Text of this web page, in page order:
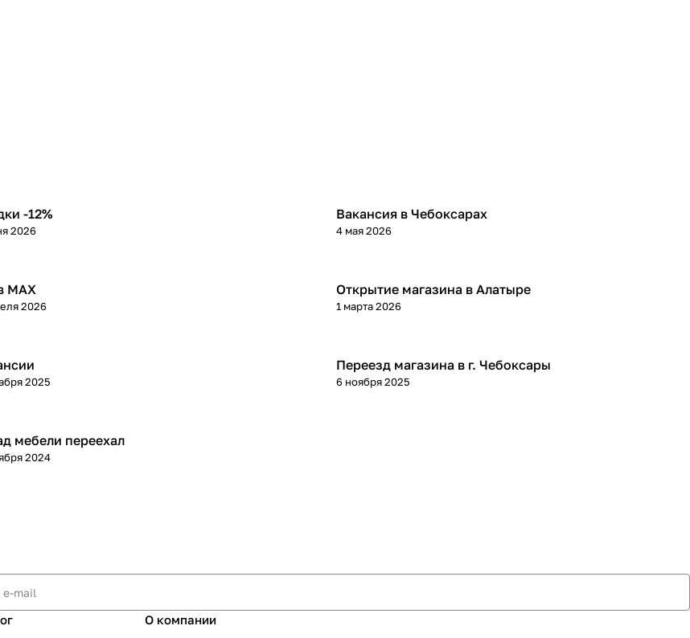
-12%
2026
Вакансия в Чебоксарах
4 мая 2026
МАХ
2026
Открытие магазина в Алатыре
1 марта 2026
2025
Переезд магазина в г. Чебоксары
6 ноября 2025
мебели переехал
2024
О компании